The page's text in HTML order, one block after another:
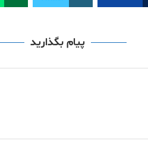
پیام بگذارید